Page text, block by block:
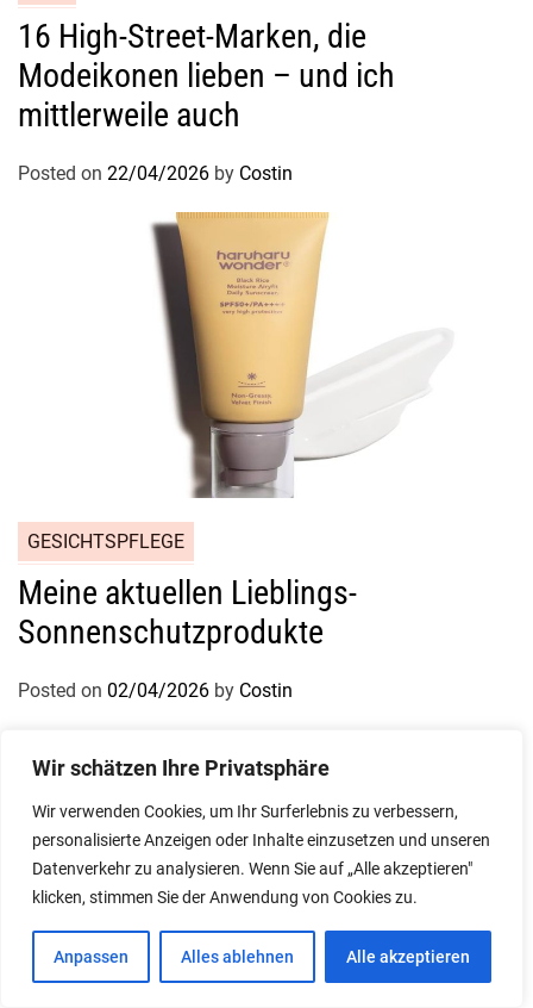
Wir schätzen Ihre Privatsphäre
Wir verwenden Cookies, um Ihr Surferlebnis zu verbessern,
personalisierte Anzeigen oder Inhalte einzusetzen und unseren
Datenverkehr zu analysieren. Wenn Sie auf „Alle akzeptieren"
klicken, stimmen Sie der Anwendung von Cookies zu.
Anpassen Alles ablehnen Alle akzeptieren
16 High-Street-Marken, die
Modeikonen lieben – und ich
mittlerweile auch
Posted on 22/04/2026 by Costin
GESICHTSPFLEGE
Meine aktuellen Lieblings-
Sonnenschutzprodukte
Posted on 02/04/2026 by Costin